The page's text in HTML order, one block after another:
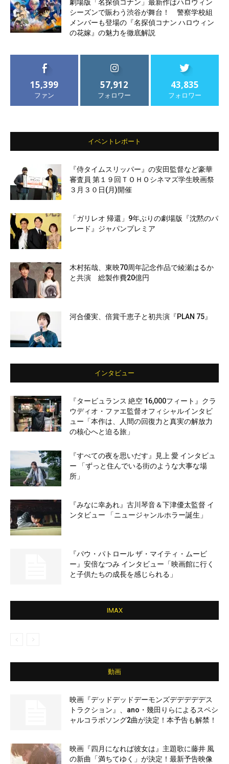
劇場版「名探偵コナン」最新作はハロウィン
シーズンで賑わう渋谷が舞台！ 警察学校組
メンバーも登場の『名探偵コナン ハロウィン
の花嫁』の魅力を徹底解説
15,399
ファン
57,912
フォロワー
43,835
フォロワー
イベントレポート
『侍タイムスリッパー』の安田監督など豪華
審査員 第１９回ＴＯＨＯシネマズ学生映画祭
３月３０日(月)開催
「ガリレオ 帰還」9年ぶりの劇場版『沈黙のパ
レード』ジャパンプレミア
木村拓哉、東映70周年記念作品で綾瀬はるか
と共演 総製作費20億円
河合優実、倍賞千恵子と初共演『PLAN 75』
インタビュー
『タービュランス 絶空 16,000フィート』クラ
ウディオ・ファエ監督オフィシャルインタビ
ュー「本作は、人間の回復力と真実の解放力
の核心へと迫る旅」
『すべての夜を思いだす』見上 愛 インタビュ
ー 「ずっと住んでいる街のような大事な場
所」
『みなに幸あれ』古川琴音＆下津優太監督 イ
ンタビュー 「ニュージャンルホラー誕生」
『パウ・パトロール ザ・マイティ・ムービ
ー』安倍なつみ インタビュー「映画館に行く
と子供たちの成長を感じられる」
IMAX
動画
映画『デッドデッドデーモンズデデデデデス
トラクション』、ano・幾田りらによるスペシ
ャルコラボソング2曲が決定！本予告も解禁！
映画『四月になれば彼女は』主題歌に藤井 風
の新曲「満ちてゆく」が決定！最新予告映像